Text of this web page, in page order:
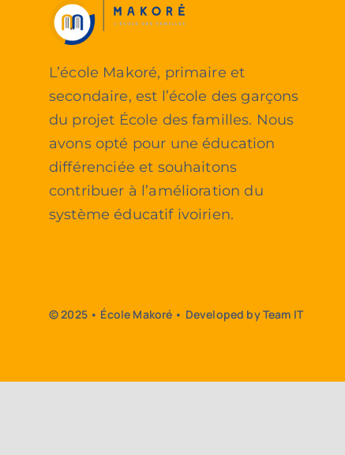
L’école Makoré, primaire et
secondaire, est l’école des garçons
du projet École des familles. Nous
avons opté pour une éducation
différenciée et souhaitons
contribuer à l’amélioration du
système éducatif ivoirien.
© 2025 • École Makoré • Developed by Team IT